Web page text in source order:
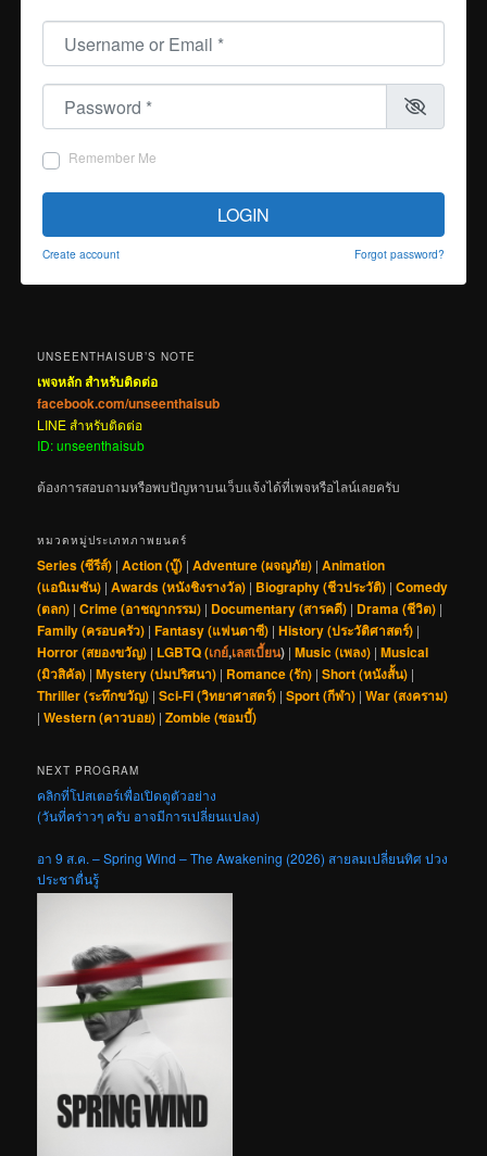
Username or Email
Password
Remember Me
LOGIN
Create account Forgot password?
UNSEENTHAISUB’S NOTE
เพจหลัก สำหรับติดต่อ
facebook.com/unseenthaisub
LINE สำหรับติดต่อ
ID: unseenthaisub
ต้องการสอบถามหรือพบปัญหาบนเว็บแจ้งได้ที่เพจหรือไลน์เลยครับ
หมวดหมู่ประเภทภาพยนตร์
Series (ซีรีส์) |Action (บู๊) |Adventure (ผจญภัย) |Animation
(แอนิเมชัน) |Awards (หนังชิงรางวัล) | Biography (ชีวประวัติ) |Comedy
(ตลก) |Crime (อาชญากรรม) | Documentary (สารคดี) | Drama (ชีวิต) |
Family (ครอบครัว) |Fantasy (แฟนตาซี) |History (ประวัติศาสตร์) |
Horror (สยองขวัญ) | LGBTQ (เกย์,เลสเบี้ยน) |Music (เพลง) |Musical
(มิวสิคัล) |Mystery (ปมปริศนา) | Romance (รัก) |Short (หนังสั้น) |
Thriller (ระทึกขวัญ) |Sci-Fi (วิทยาศาสตร์) |Sport (กีฬา) |War (สงคราม)
|Western (คาวบอย) |Zombie (ซอมบี้)
NEXT PROGRAM
คลิกที่โปสเตอร์เพื่อเปิดดูตัวอย่าง
(วันที่คร่าวๆ ครับ อาจมีการเปลี่ยนแปลง)
อา 9 ส.ค. – Spring Wind – The Awakening (2026) สายลมเปลี่ยนทิศ ปวง
ประชาตื่นรู้